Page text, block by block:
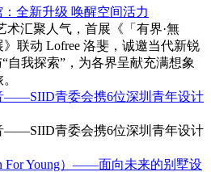
：全新升级 唤醒空间活力
术汇聚人气，首展《「有界·無
联动 Lofree 洛斐，诚邀当代新锐
自我探索”，为各界呈献充满想象
——SIID青委会携6位深圳青年设计
——SIID青委会携6位深圳青年设计
For Young）——面向未来的别墅设